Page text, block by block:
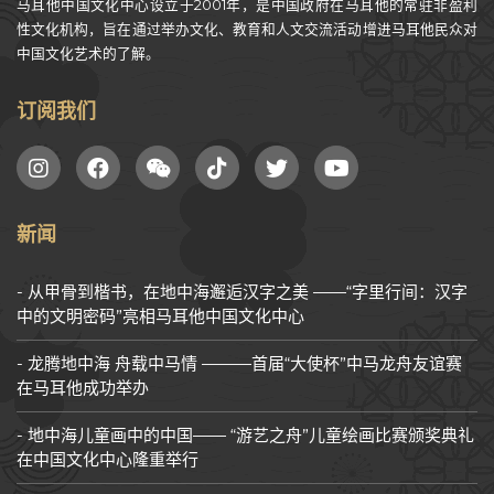
马耳他中国文化中心设立于2001年，是中国政府在马耳他的常驻非盈利
性文化机构，旨在通过举办文化、教育和人文交流活动增进马耳他民众对
中国文化艺术的了解。
订阅我们
新闻
从甲骨到楷书，在地中海邂逅汉字之美 ——“字里行间：汉字
中的文明密码”亮相马耳他中国文化中心
龙腾地中海 舟载中马情 ———首届“大使杯”中马龙舟友谊赛
在马耳他成功举办
地中海儿童画中的中国—— “游艺之舟”儿童绘画比赛颁奖典礼
在中国文化中心隆重举行